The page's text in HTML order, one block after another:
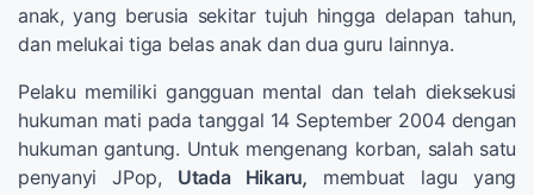
anak, yang berusia sekitar tujuh hingga delapan tahun,
dan melukai tiga belas anak dan dua guru lainnya.
Pelaku memiliki gangguan mental dan telah dieksekusi
hukuman mati pada tanggal 14 September 2004 dengan
hukuman gantung. Untuk mengenang korban, salah satu
penyanyi JPop, Utada Hikaru, membuat lagu yang